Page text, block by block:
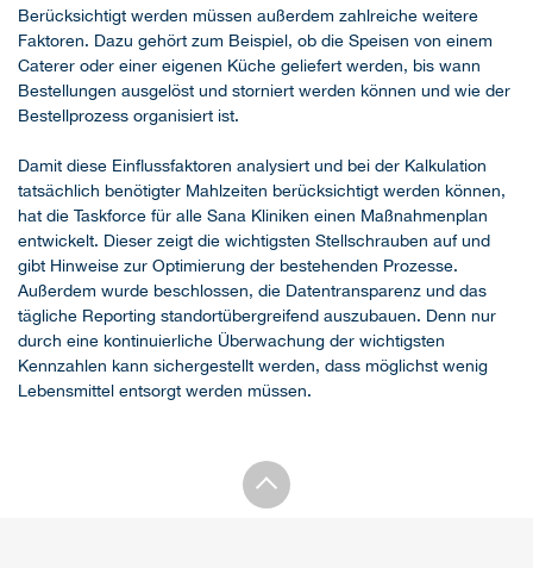
Berücksichtigt werden müssen außerdem zahlreiche weitere
Faktoren. Dazu gehört zum Beispiel, ob die Speisen von einem
Caterer oder einer eigenen Küche geliefert werden, bis wann
Bestellungen ausgelöst und storniert werden können und wie der
Bestellprozess organisiert ist.
Damit diese Einflussfaktoren analysiert und bei der Kalkulation
tatsächlich benötigter Mahlzeiten berücksichtigt werden können,
hat die Taskforce für alle Sana Kliniken einen Maßnahmenplan
entwickelt. Dieser zeigt die wichtigsten Stellschrauben auf und
gibt Hinweise zur Optimierung der bestehenden Prozesse.
Außerdem wurde beschlossen, die Datentransparenz und das
tägliche Reporting standortübergreifend auszubauen. Denn nur
durch eine kontinuierliche Überwachung der wichtigsten
Kennzahlen kann sichergestellt werden, dass möglichst wenig
Lebensmittel entsorgt werden müssen.